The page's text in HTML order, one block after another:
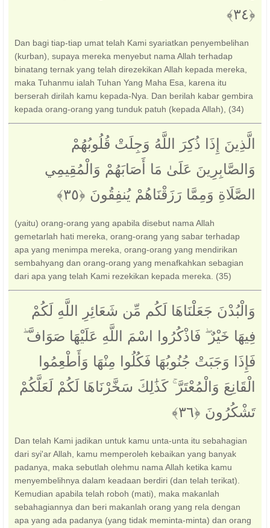
Dan bagi tiap-tiap umat telah Kami syariatkan penyembelihan
(kurban), supaya mereka menyebut nama Allah terhadap
binatang ternak yang telah direzekikan Allah kepada mereka,
maka Tuhanmu ialah Tuhan Yang Maha Esa, karena itu
berserah dirilah kamu kepada-Nya. Dan berilah kabar gembira
kepada orang-orang yang tunduk patuh (kepada Allah), (34)
الَّذِينَ إِذَا ذُكِرَ اللَّهُ وَجِلَتْ قُلُوبُهُمْ
وَالصَّابِرِينَ عَلَىٰ مَا أَصَابَهُمْ وَالْمُقِيمِي
الصَّلَاةِ وَمِمَّا رَزَقْنَاهُمْ يُنفِقُونَ ‎﴿٣٥﴾‏
(yaitu) orang-orang yang apabila disebut nama Allah
gemetarlah hati mereka, orang-orang yang sabar terhadap
apa yang menimpa mereka, orang-orang yang mendirikan
sembahyang dan orang-orang yang menafkahkan sebagian
dari apa yang telah Kami rezekikan kepada mereka. (35)
وَالْبُدْنَ جَعَلْنَاهَا لَكُم مِّن شَعَائِرِ اللَّهِ لَكُمْ
فِيهَا خَيْرٌ ۖ فَاذْكُرُوا اسْمَ اللَّهِ عَلَيْهَا صَوَافَّ ۖ
فَإِذَا وَجَبَتْ جُنُوبُهَا فَكُلُوا مِنْهَا وَأَطْعِمُوا
الْقَانِعَ وَالْمُعْتَرَّ ۚ كَذَٰلِكَ سَخَّرْنَاهَا لَكُمْ لَعَلَّكُمْ
تَشْكُرُونَ ‎﴿٣٦﴾
Dan telah Kami jadikan untuk kamu unta-unta itu sebahagian
dari syi'ar Allah, kamu memperoleh kebaikan yang banyak
padanya, maka sebutlah olehmu nama Allah ketika kamu
menyembelihnya dalam keadaan berdiri (dan telah terikat).
Kemudian apabila telah roboh (mati), maka makanlah
sebahagiannya dan beri makanlah orang yang rela dengan
apa yang ada padanya (yang tidak meminta-minta) dan orang